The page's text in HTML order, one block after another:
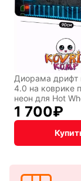
Диорама дрифт
4.0 на коврике
неон для Hot
1 700₽